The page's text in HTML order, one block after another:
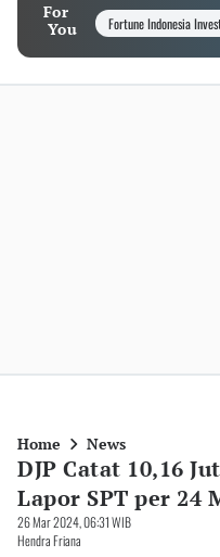
For
You
Fortune Indonesia
Home News
DJP Catat 10,16
Lapor SPT per 24
26 Mar 2024, 06:31 WIB
Hendra Friana